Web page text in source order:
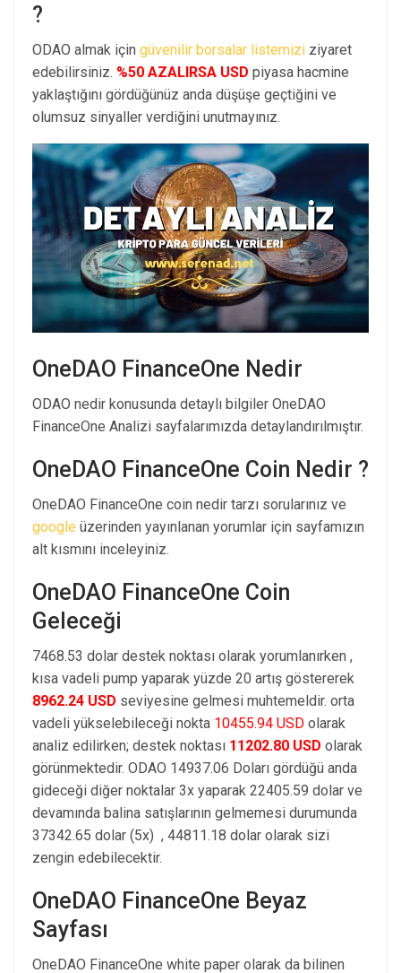
?
ODAO almak için güvenilir borsalar listemizi ziyaret
edebilirsiniz. %50 AZALIRSA USD piyasa hacmine
yaklaştığını gördüğünüz anda düşüşe geçtiğini ve
olumsuz sinyaller verdiğini unutmayınız.
OneDAO FinanceOne Nedir
ODAO nedir konusunda detaylı bilgiler OneDAO
FinanceOne Analizi sayfalarımızda detaylandırılmıştır.
OneDAO FinanceOne Coin Nedir ?
OneDAO FinanceOne coin nedir tarzı sorularınız ve
google üzerinden yayınlanan yorumlar için sayfamızın
alt kısmını inceleyiniz.
OneDAO FinanceOne Coin
Geleceği
7468.53 dolar destek noktası olarak yorumlanırken ,
kısa vadeli pump yaparak yüzde 20 artış göstererek
8962.24 USD seviyesine gelmesi muhtemeldir. orta
vadeli yükselebileceği nokta 10455.94 USD olarak
analiz edilirken; destek noktası 11202.80 USD olarak
görünmektedir. ODAO 14937.06 Doları gördüğü anda
gideceği diğer noktalar 3x yaparak 22405.59 dolar ve
devamında balina satışlarının gelmemesi durumunda
37342.65 dolar (5x) , 44811.18 dolar olarak sizi
zengin edebilecektir.
OneDAO FinanceOne Beyaz
Sayfası
OneDAO FinanceOne white paper olarak da bilinen